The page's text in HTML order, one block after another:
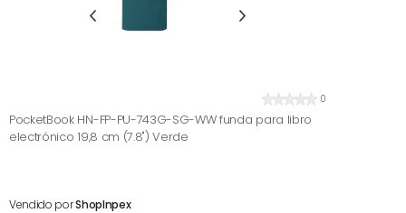
0
PocketBook HN-FP-PU-743G-SG-WW funda para libro
electrónico 19,8 cm (7.8") Verde
Vendido porShopInpex